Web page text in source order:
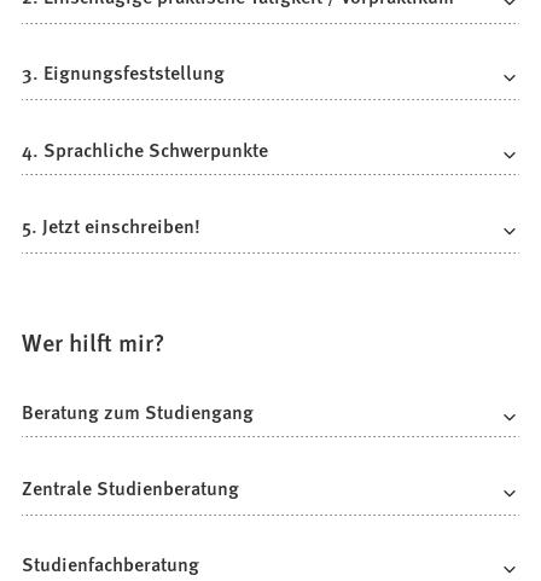
3. Eignungsfeststellung
4. Sprachliche Schwerpunkte
5. Jetzt einschreiben!
Wer hilft mir?
Beratung zum Studiengang
Zentrale Studienberatung
Studienfachberatung